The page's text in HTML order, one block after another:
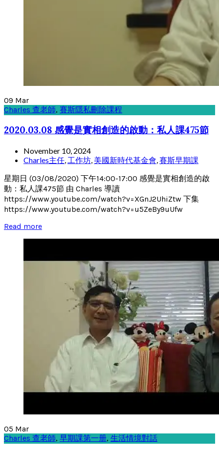
09 Mar
Charles 查老師, 賽斯隱私刪除課程
2020.03.08 感覺是實相創造的啟動：私人課475節
November 10, 2024
Charles主任, 工作坊, 美國新時代基金會,賽斯早期課
星期日 (03/08/2020) 下午14:00-17:00 感覺是實相創造的啟
動：私人課475節 由 Charles 導讀
https://www.youtube.com/watch?v=XGnJ2UhiZtw 下集
https://www.youtube.com/watch?v=u5ZeBy9uUfw
Read more
05 Mar
Charles 查老師, 早期課第一册, 生活情境對話